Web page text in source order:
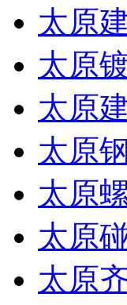
太原
太原
太原
太原
太原
太原
太原